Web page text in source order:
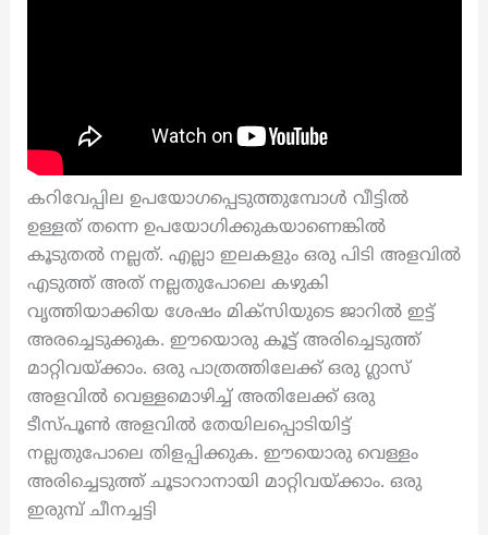
കറിവേപ്പില ഉപയോഗപ്പെടുത്തുമ്പോൾ വീട്ടിൽ
ഉള്ളത് തന്നെ ഉപയോഗിക്കുകയാണെങ്കിൽ
കൂടുതൽ നല്ലത്. എല്ലാ ഇലകളും ഒരു പിടി അളവിൽ
എടുത്ത് അത് നല്ലതുപോലെ കഴുകി
വൃത്തിയാക്കിയ ശേഷം മിക്സിയുടെ ജാറിൽ ഇട്ട്
അരച്ചെടുക്കുക. ഈയൊരു കൂട്ട് അരിച്ചെടുത്ത്
മാറ്റിവയ്ക്കാം. ഒരു പാത്രത്തിലേക്ക് ഒരു ഗ്ലാസ്
അളവിൽ വെള്ളമൊഴിച്ച് അതിലേക്ക് ഒരു
ടീസ്പൂൺ അളവിൽ തേയിലപ്പൊടിയിട്ട്
നല്ലതുപോലെ തിളപ്പിക്കുക. ഈയൊരു വെള്ളം
അരിച്ചെടുത്ത് ചൂടാറാനായി മാറ്റിവയ്ക്കാം. ഒരു
ഇരുമ്പ് ചീനച്ചട്ടി